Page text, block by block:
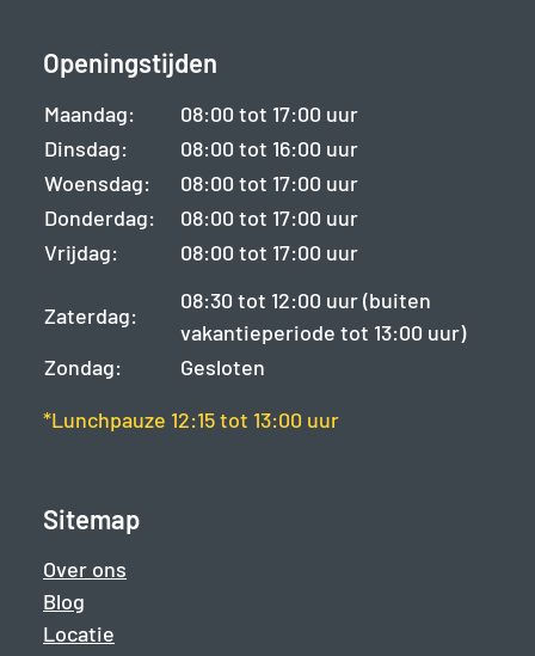
Openingstijden
Maandag:
08:00 tot 17:00 uur
Dinsdag:
08:00 tot 16:00 uur
Woensdag:
08:00 tot 17:00 uur
Donderdag:
08:00 tot 17:00 uur
Vrijdag:
08:00 tot 17:00 uur
Zaterdag:
08:30 tot 12:00 uur (buiten
vakantieperiode tot 13:00 uur)
Zondag:
Gesloten
*Lunchpauze 12:15 tot 13:00 uur
Sitemap
Over ons
Blog
Locatie